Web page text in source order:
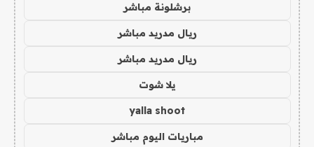
برشلونة مباشر
ريال مدريد مباشر
ريال مدريد مباشر
يلا شوت
yalla shoot
مباريات اليوم مباشر